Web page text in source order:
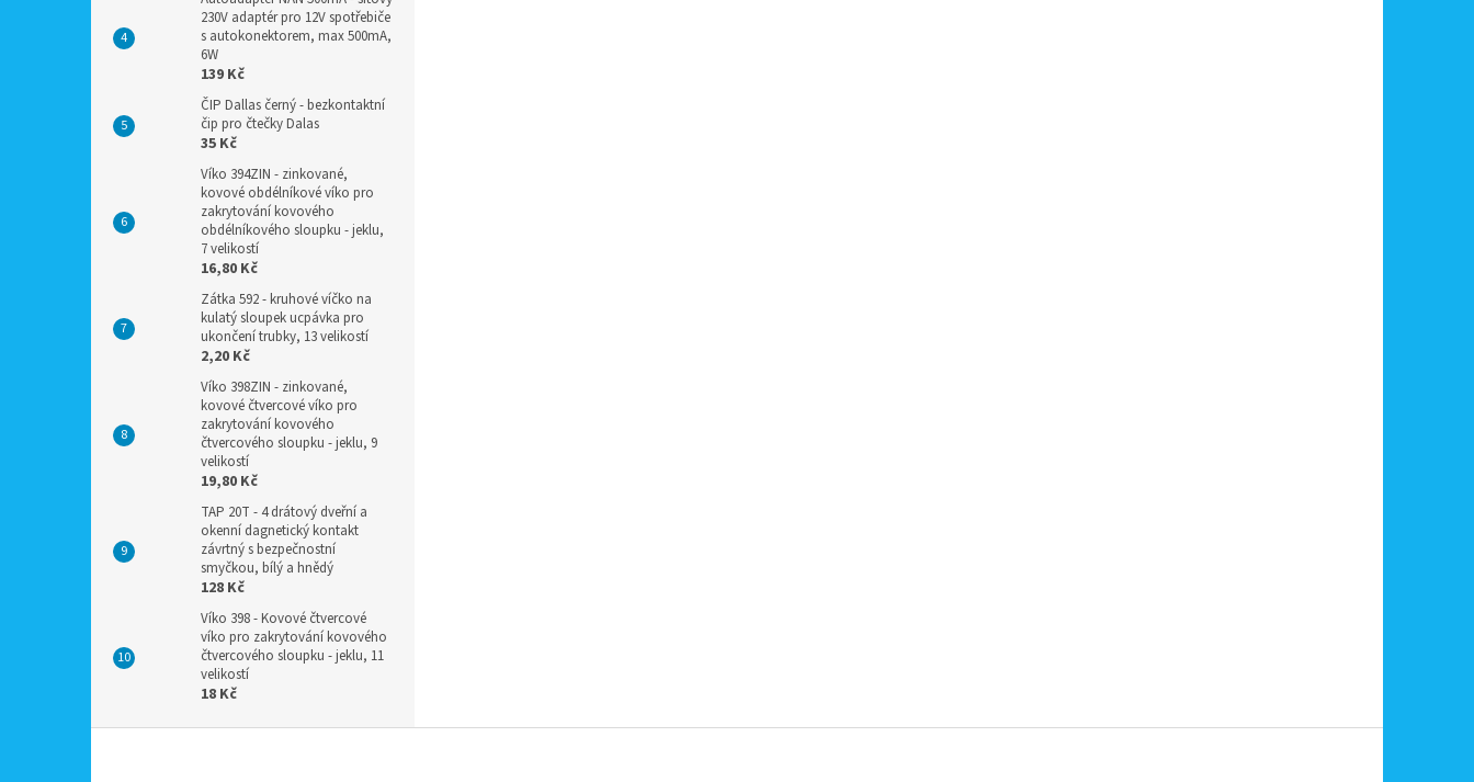
230V adaptér pro 12V spotřebiče
s autokonektorem, max 500mA,
6W
139 Kč
ČIP Dallas černý - bezkontaktní
čip pro čtečky Dalas
35 Kč
Víko 394ZIN - zinkované,
kovové obdélníkové víko pro
zakrytování kovového
obdélníkového sloupku - jeklu,
7 velikostí
16,80 Kč
Zátka 592 - kruhové víčko na
kulatý sloupek ucpávka pro
ukončení trubky, 13 velikostí
2,20 Kč
Víko 398ZIN - zinkované,
kovové čtvercové víko pro
zakrytování kovového
čtvercového sloupku - jeklu, 9
velikostí
19,80 Kč
TAP 20T - 4 drátový dveřní a
okenní dagnetický kontakt
závrtný s bezpečnostní
smyčkou, bílý a hnědý
128 Kč
Víko 398 - Kovové čtvercové
víko pro zakrytování kovového
čtvercového sloupku - jeklu, 11
velikostí
18 Kč